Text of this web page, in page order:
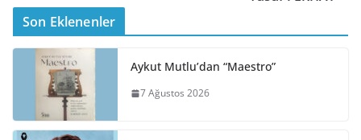
Son Eklenenler
Aykut Mutlu’dan “Maestro”
7 Ağustos 2026